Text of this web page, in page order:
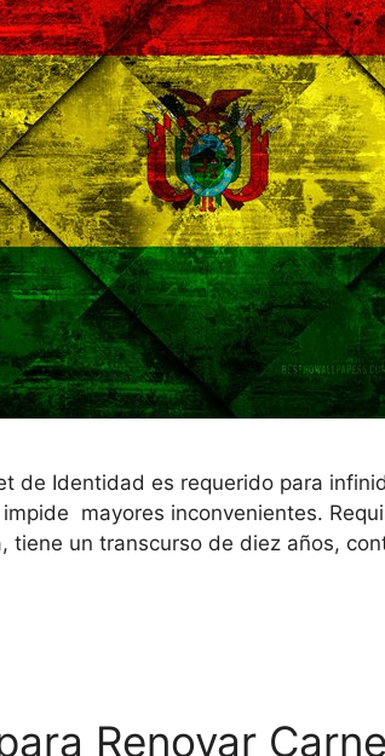
de Identidad es requerido para
mayores inconvenientes.
tiene un transcurso de diez años,
Renovar